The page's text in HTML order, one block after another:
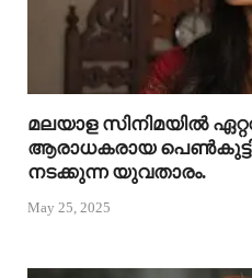
മലയാള സിനിമയിൽ
ആരാധകരായ
നടക്കുന്ന യുവതാരം.
May 25, 2025